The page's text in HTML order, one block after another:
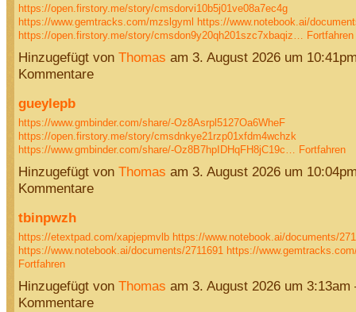
https://open.firstory.me/story/cmsdorvi10b5j01ve08a7ec4g
https://www.gemtracks.com/mzslgyml
https://www.notebook.ai/
https://open.firstory.me/story/cmsdon9y20qh201szc7xbaqiz… Fortfahren
Hinzugefügt von Thomas am 3. August 2026 um
Kommentare
gueylepb
https://www.gmbinder.com/share/-Oz8Asrpl5127Oa6WheF
https://open.firstory.me/story/cmsdnkye21rzp01xfdm4wchzk
https://www.gmbinder.com/share/-Oz8B7hpIDHqFH8jC19c… Fortfahren
Hinzugefügt von Thomas am 3. August 2026 um
Kommentare
tbinpwzh
https://etextpad.com/xapjepmvlb https://www.notebook.ai/documents/
https://www.notebook.ai/documents/2711691 https://
Fortfahren
Hinzugefügt von Thomas am 3. August 2026 um
Kommentare